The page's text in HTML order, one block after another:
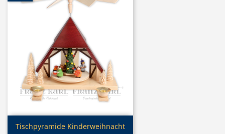
Vorschau
Tischpyramide Kinderweihnacht